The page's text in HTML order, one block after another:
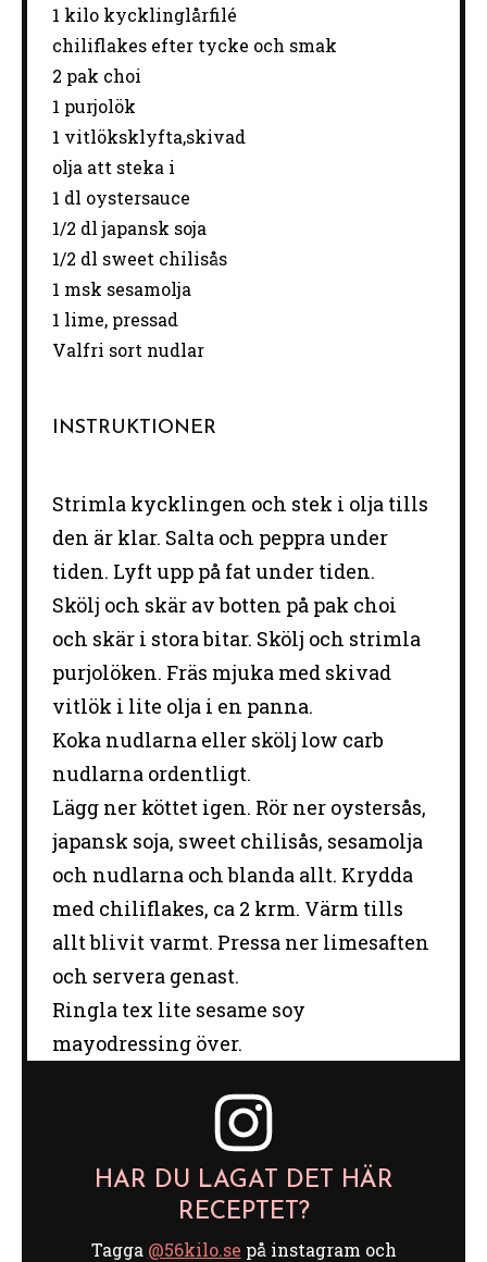
1 kilo kycklinglårfilé
chiliflakes efter tycke och smak
2 pak choi
1 purjolök
1 vitlöksklyfta,skivad
olja att steka i
1 dl oystersauce
1/2 dl japansk soja
1/2 dl sweet chilisås
1 msk sesamolja
1 lime, pressad
Valfri sort nudlar
INSTRUKTIONER
Strimla kycklingen och stek i olja tills
den är klar. Salta och peppra under
tiden. Lyft upp på fat under tiden.
Skölj och skär av botten på pak choi
och skär i stora bitar. Skölj och strimla
purjolöken. Fräs mjuka med skivad
vitlök i lite olja i en panna.
Koka nudlarna eller skölj low carb
nudlarna ordentligt.
Lägg ner köttet igen. Rör ner oystersås,
japansk soja, sweet chilisås, sesamolja
och nudlarna och blanda allt. Krydda
med chiliflakes, ca 2 krm. Värm tills
allt blivit varmt. Pressa ner limesaften
och servera genast.
Ringla tex lite sesame soy
mayodressing över.
HAR DU LAGAT DET HÄR
RECEPTET?
Tagga @56kilo.se på instagram och